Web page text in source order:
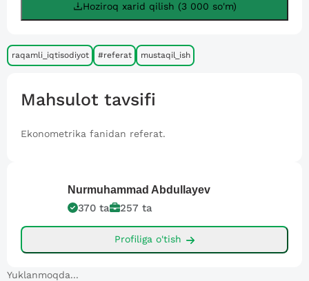
Hoziroq xarid qilish (3 000 so'm)
raqamli_iqtisodiyot #referat mustaqil_ish
Mahsulot tavsifi
Ekonometrika fanidan referat.
Nurmuhammad Abdullayev
370 ta 257 ta
Profiliga o'tish
Yuklanmoqda...